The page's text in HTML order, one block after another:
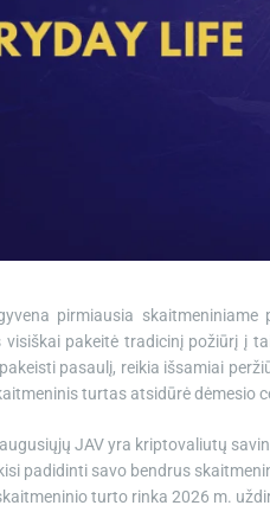
pirmiausia
pakeitė tradicinį požiūrį į
pasaulį, reikia išsamiai
turtas atsidūrė dėmesio
JAV yra kriptovaliutų
padidinti savo bendrus
turto rinka 2026 m.